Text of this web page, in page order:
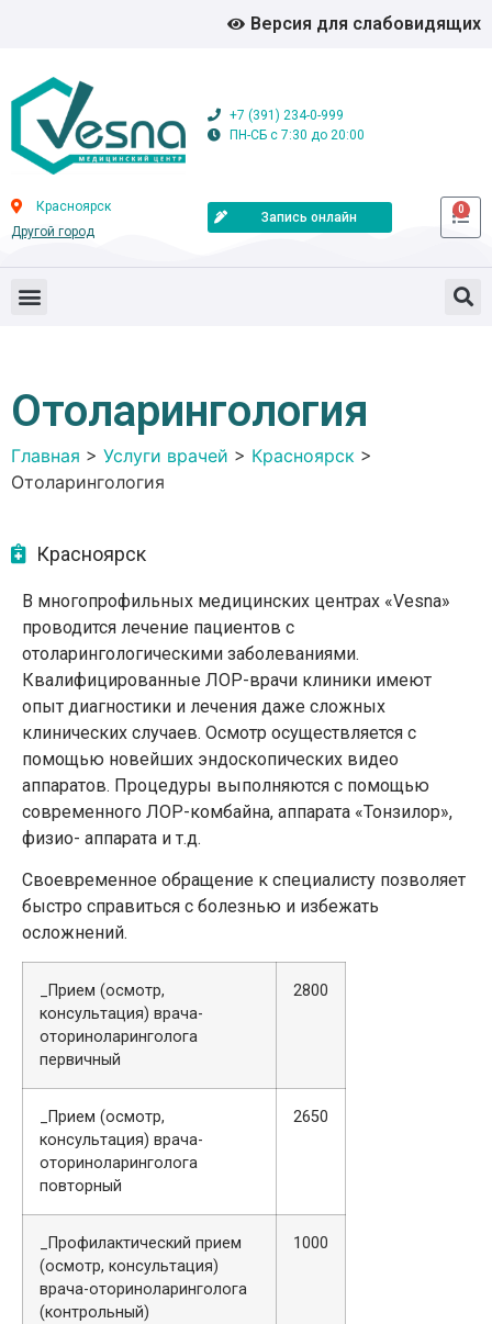
Версия для слабовидящих
+7 (391) 234-0-999
ПН-СБ с 7:30 до 20:00
Красноярск
Другой город
Запись онлайн
0
Отоларингология
Главная > Услуги врачей > Красноярск >
Отоларингология
Красноярск
В многопрофильных медицинских центрах «Vesna»
проводится лечение пациентов с
отоларингологическими заболеваниями.
Квалифицированные ЛОР-врачи клиники имеют
опыт диагностики и лечения даже сложных
клинических случаев. Осмотр осуществляется с
помощью новейших эндоскопических видео
аппаратов. Процедуры выполняются с помощью
современного ЛОР-комбайна, аппарата «Тонзилор»,
физио- аппарата и т.д.
Своевременное обращение к специалисту позволяет
быстро справиться с болезнью и избежать
осложнений.
_Прием (осмотр,
консультация) врача-
оториноларинголога
первичный
2800
_Прием (осмотр,
консультация) врача-
оториноларинголога
повторный
2650
_Профилактический прием
(осмотр, консультация)
врача-оториноларинголога
(контрольный)
1000